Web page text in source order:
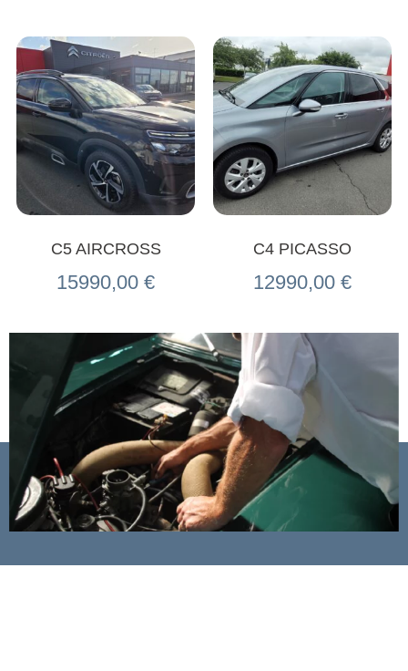
C5 AIRCROSS
15990,00 €
C4 PICASSO
12990,00 €